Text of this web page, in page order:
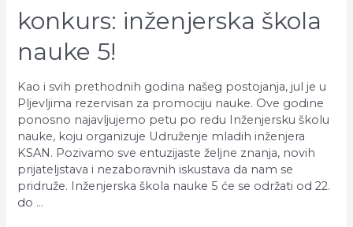
radionica
konkurs: inženjerska škola
nauke 5!
Kao i svih prethodnih godina našeg postojanja, jul je u
Pljevljima rezervisan za promociju nauke. Ove godine
ponosno najavljujemo petu po redu Inženjersku školu
nauke, koju organizuje Udruženje mladih inženjera
KSAN. Pozivamo sve entuzijaste željne znanja, novih
prijateljstava i nezaboravnih iskustava da nam se
pridruže. Inženjerska škola nauke 5 će se održati od 22.
do …